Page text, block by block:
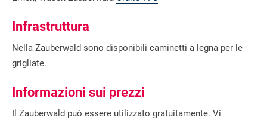
Infrastruttura
Nella Zauberwald sono disponibili caminetti a legna per le
grigliate.
Informazioni sui prezzi
Il Zauberwald può essere utilizzato gratuitamente. Vi